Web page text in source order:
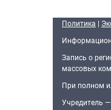
Политика |
Запись о
массовых
При полном
Учредитель